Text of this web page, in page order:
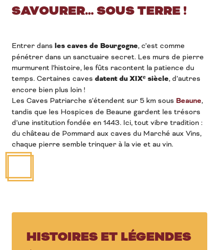
SAVOURER… SOUS TERRE !
Entrer dans les caves de Bourgogne, c’est comme
pénétrer dans un sanctuaire secret. Les murs de pierre
murmurent l’histoire, les fûts racontent la patience du
temps. Certaines caves datent du XIXᵉ siècle, d’autres
encore bien plus loin !
Les Caves Patriarche s’étendent sur 5 km sous Beaune,
tandis que les Hospices de Beaune gardent les trésors
d’une institution fondée en 1443. Ici, tout vibre tradition :
du château de Pommard aux caves du Marché aux Vins,
chaque pierre semble trinquer à la vie et au vin.
HISTOIRES ET LÉGENDES